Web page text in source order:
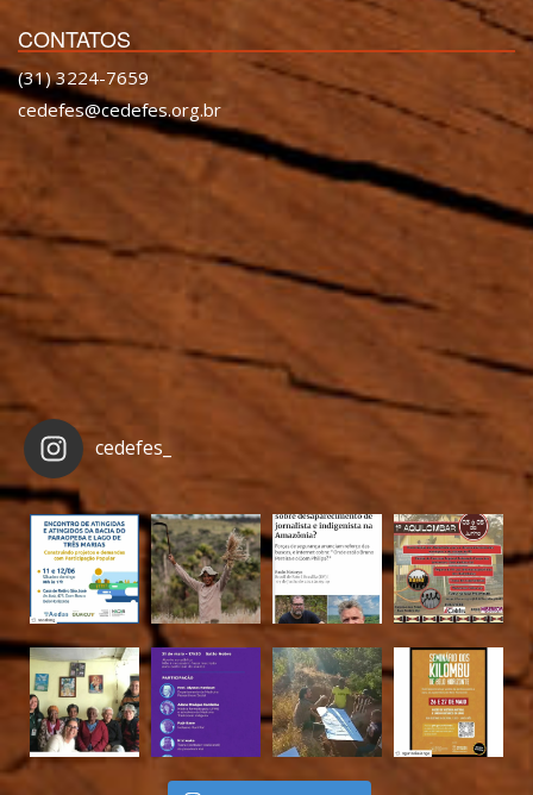
CONTATOS
(31) 3224-7659
cedefes@cedefes.org.br
cedefes_